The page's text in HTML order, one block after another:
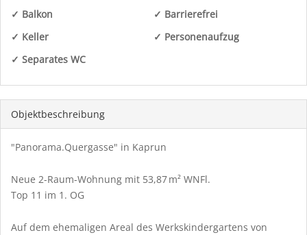
✓ Balkon
✓ Barrierefrei
✓ Keller
✓ Personenaufzug
✓ Separates WC
Objekt­beschreibung
"Panorama.Quergasse" in Kaprun
Neue 2-Raum-Wohnung mit 53,87 m² WNFl.
Top 11 im 1. OG
Auf dem ehemaligen Areal des Werkskindergartens von